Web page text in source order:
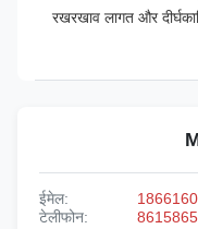
रखरखाव लागत और
ईमेल:
टेलीफोन: